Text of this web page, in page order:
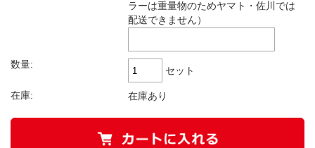
ラーは重量物のためヤマト・佐川では
配送できません）
数量:
セット
在庫: 在庫あり